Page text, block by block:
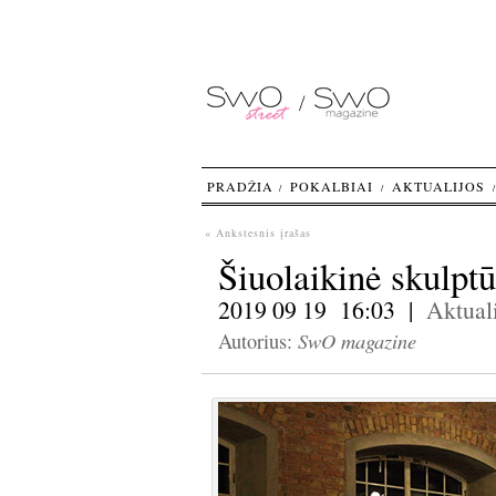
« Ankstesnis įrašas
Šiuolaikinė
2019 09 19 16:03 |
Autorius: SwO magazine
PRADŽIA POKALBIAI AKTUALIJOS